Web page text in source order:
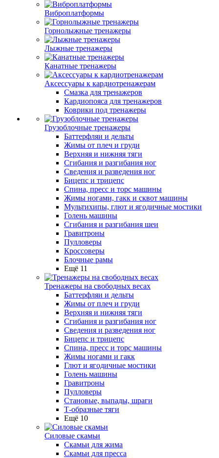
Виброплатформы
Горнолыжные тренажеры
Лыжные тренажеры
Канатные тренажеры
Аксессуары к кардиотренажерам
Смазка для тренажеров
Кардиопояса для тренажеров
Коврики под тренажеры
Грузоблочные тренажеры
Баттерфляи и дельты
Жимы от плеч и груди
Верхняя и нижняя тяги
Сгибания и разгибания ног
Сведения и разведения ног
Бицепс и трицепс
Спина, пресс и торс машины
Жимы ногами, гакк и сквот машины
Мультихипы, глют и ягодичные мостики
Голень машины
Сгибания и разгибания шеи
Гравитроны
Пулловеры
Кроссоверы
Блочные рамы
Ещё 11
Тренажеры на свободных весах
Баттерфляи и дельты
Жимы от плеч и груди
Верхняя и нижняя тяги
Сгибания и разгибания ног
Сведения и разведения ног
Бицепс и трицепс
Спина, пресс и торс машины
Жимы ногами и гакк
Глют и ягодичные мостики
Голень машины
Гравитроны
Пулловеры
Становые, выпады, шраги
Т-образные тяги
Ещё 10
Силовые скамьи
Скамьи для жима
Скамьи для пресса